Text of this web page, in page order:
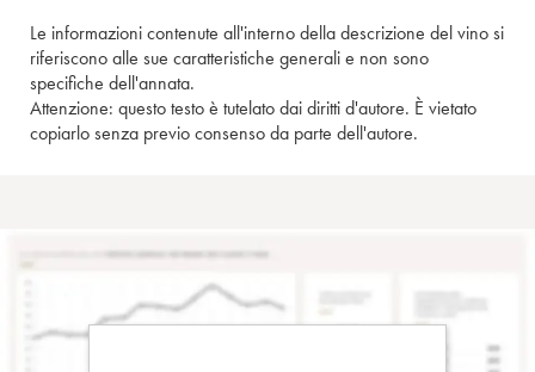
Le informazioni contenute all'interno della descrizione del vino si
riferiscono alle sue caratteristiche generali e non sono
specifiche dell'annata.
Attenzione: questo testo è tutelato dai diritti d'autore. È vietato
copiarlo senza previo consenso da parte dell'autore.